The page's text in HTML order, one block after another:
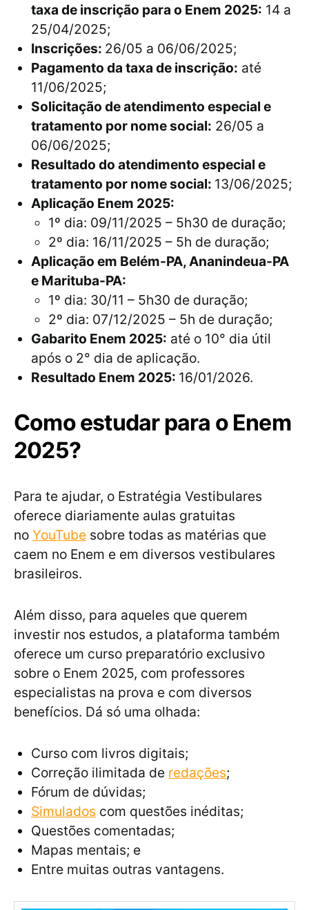
taxa de inscrição para o Enem 2025: 14 a
25/04/2025;
Inscrições: 26/05 a 06/06/2025;
Pagamento da taxa de inscrição: até
11/06/2025;
Solicitação de atendimento especial e
tratamento por nome social: 26/05 a
06/06/2025;
Resultado do atendimento especial e
tratamento por nome social: 13/06/2025;
Aplicação Enem 2025:
1º dia: 09/11/2025 – 5h30 de duração;
2º dia: 16/11/2025 – 5h de duração;
Aplicação em Belém-PA, Ananindeua-PA
e Marituba-PA:
1º dia: 30/11 – 5h30 de duração;
2º dia: 07/12/2025 – 5h de duração;
Gabarito Enem 2025: até o 10° dia útil
após o 2° dia de aplicação.
Resultado Enem 2025: 16/01/2026.
Como estudar para o Enem
2025?
Para te ajudar, o Estratégia Vestibulares
oferece diariamente aulas gratuitas
no YouTube sobre todas as matérias que
caem no Enem e em diversos vestibulares
brasileiros.
Além disso, para aqueles que querem
investir nos estudos, a plataforma também
oferece um curso preparatório exclusivo
sobre o Enem 2025, com professores
especialistas na prova e com diversos
benefícios. Dá só uma olhada:
Curso com livros digitais;
Correção ilimitada de redações;
Fórum de dúvidas;
Simulados com questões inéditas;
Questões comentadas;
Mapas mentais; e
Entre muitas outras vantagens.